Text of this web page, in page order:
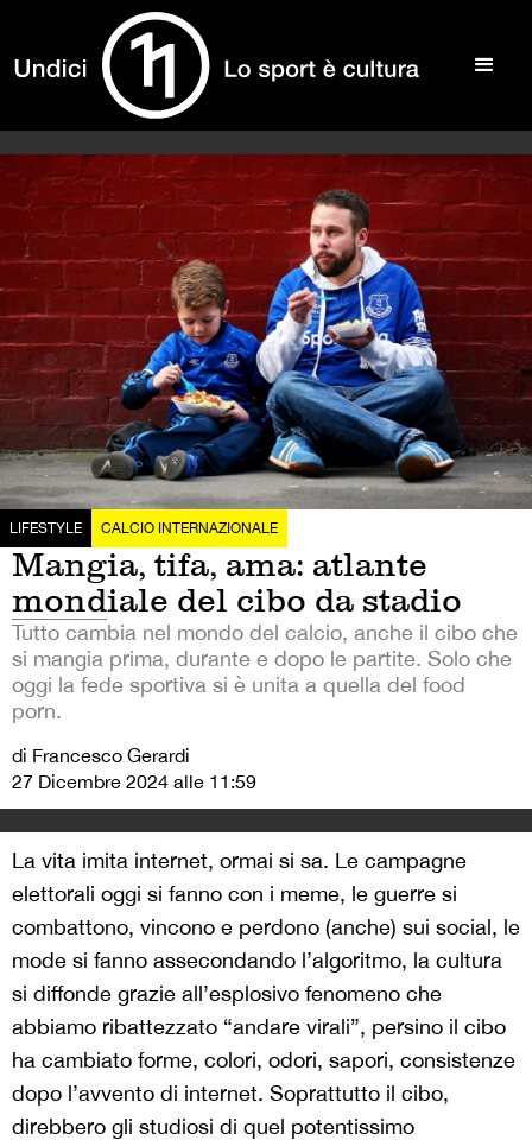
LIFESTYLE CALCIO INTERNAZIONALE
Mangia, tifa, ama: atlante
mondiale del cibo da stadio
Tutto cambia nel mondo del calcio, anche il cibo che
si mangia prima, durante e dopo le partite. Solo che
oggi la fede sportiva si è unita a quella del food
porn.
di Francesco Gerardi
27 Dicembre 2024 alle 11:59
La vita imita internet, ormai si sa. Le campagne
elettorali oggi si fanno con i meme, le guerre si
combattono, vincono e perdono (anche) sui social, le
mode si fanno assecondando l’algoritmo, la cultura
si diffonde grazie all’esplosivo fenomeno che
abbiamo ribattezzato “andare virali”, persino il cibo
ha cambiato forme, colori, odori, sapori, consistenze
dopo l’avvento di internet. Soprattutto il cibo,
direbbero gli studiosi di quel potentissimo